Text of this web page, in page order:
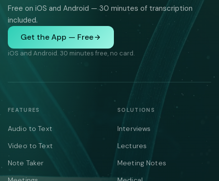
Free on iOS and Android — 30 minutes of transcription
included.
Get the App — Free
iOS and Android. 30 minutes free, no card.
FEATURES
Audio to Text
Video to Text
Note Taker
SOLUTIONS
Interviews
Lectures
Meeting Notes